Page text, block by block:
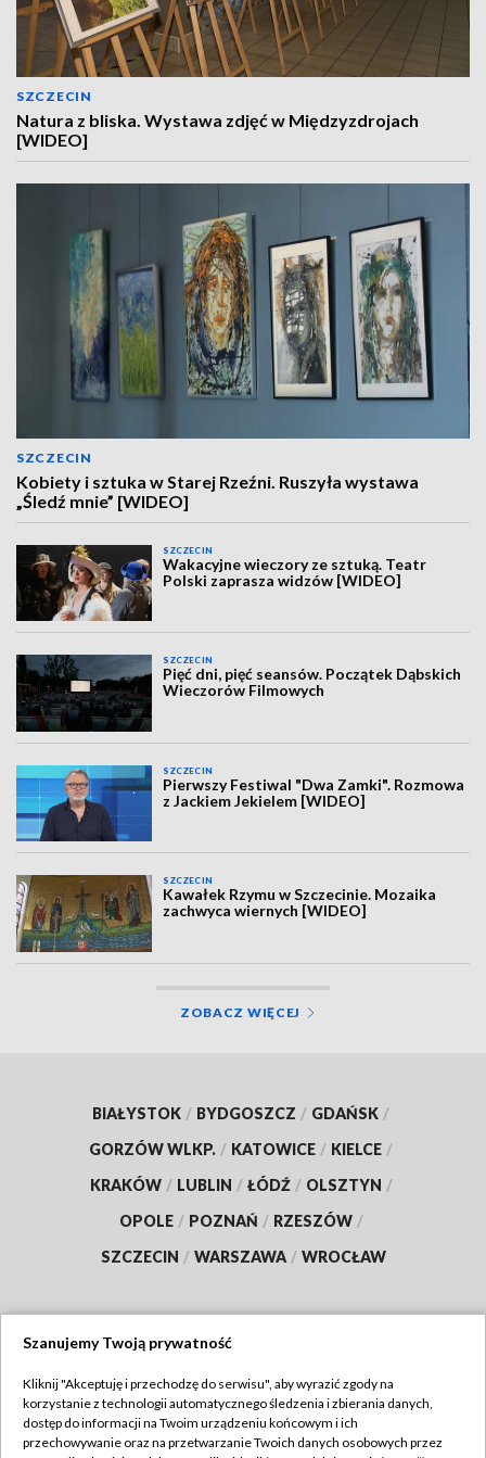
SZCZECIN
Natura z bliska. Wystawa zdjęć w Międzyzdrojach
[WIDEO]
SZCZECIN
Kobiety i sztuka w Starej Rzeźni. Ruszyła wystawa
„Śledź mnie” [WIDEO]
SZCZECIN
Wakacyjne wieczory ze sztuką. Teatr
Polski zaprasza widzów [WIDEO]
SZCZECIN
Pięć dni, pięć seansów. Początek Dąbskich
Wieczorów Filmowych
SZCZECIN
Pierwszy Festiwal "Dwa Zamki". Rozmowa
z Jackiem Jekielem [WIDEO]
SZCZECIN
Kawałek Rzymu w Szczecinie. Mozaika
zachwyca wiernych [WIDEO]
ZOBACZ WIĘCEJ
BIAŁYSTOK / BYDGOSZCZ / GDAŃSK /
GORZÓW WLKP. / KATOWICE / KIELCE /
KRAKÓW / LUBLIN / ŁÓDŹ / OLSZTYN /
OPOLE / POZNAŃ / RZESZÓW /
SZCZECIN / WARSZAWA / WROCŁAW
TVP
Abonament TVP
Regulamin TVP
Szanujemy Twoją prywatność
Kliknij "Akceptuję i przechodzę do serwisu", aby wyrazić zgody na
korzystanie z technologii automatycznego śledzenia i zbierania danych,
dostęp do informacji na Twoim urządzeniu końcowym i ich
przechowywanie oraz na przetwarzanie Twoich danych osobowych przez